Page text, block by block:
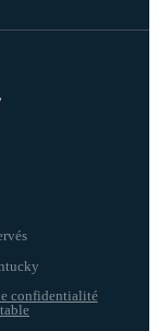
confidentialité